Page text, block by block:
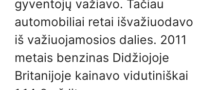
gyventojų važiavo. Tačiau
automobiliai retai išvažiuodavo
iš važiuojamosios dalies. 2011
metais benzinas Didžiojoje
Britanijoje kainavo vidutiniškai